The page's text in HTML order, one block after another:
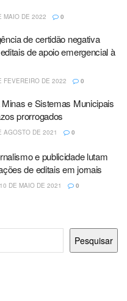
MAIO DE 2022 0
de certidão negativa
de apoio emergencial à
FEVEREIRO DE 2022 0
e Sistemas Municipais
prorrogados
AGOSTO DE 2021 0
e publicidade lutam
de editais em jornais
10 DE MAIO DE 2021 0
Pesquisar